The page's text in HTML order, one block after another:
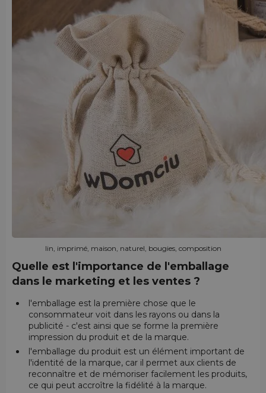
lin, imprimé, maison, naturel, bougies, composition
Quelle est l'importance de l'emballage
dans le marketing et les ventes ?
l'emballage est la première chose que le
consommateur voit dans les rayons ou dans la
publicité - c'est ainsi que se forme la première
impression du produit et de la marque.
l'emballage du produit est un élément important de
l'identité de la marque, car il permet aux clients de
reconnaître et de mémoriser facilement les produits,
ce qui peut accroître la fidélité à la marque.